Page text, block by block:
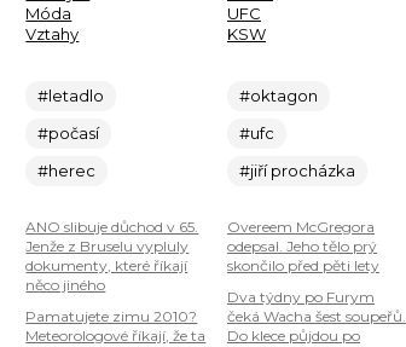
Móda
Vztahy
#letadlo
#počasí
#herec
ANO slibuje důchod v 65.
Jenže z Bruselu vypluly
dokumenty, které říkají
něco jiného
Pamatujete zimu 2010?
Meteorologové říkají, že ta
UFC
KSW
#oktagon
#ufc
#jiří procházka
Overeem McGregora
odepsal. Jeho tělo prý
skončilo před pěti lety
Dva týdny po Furym
čeká Wacha šest soupeřů.
Do klece půjdou po